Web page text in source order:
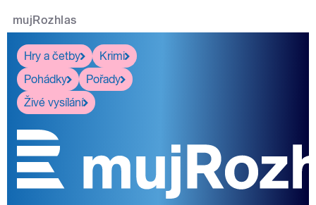
mujRozhlas
Hry a četby
Krimi
Pohádky
Pořady
Živé vysílání